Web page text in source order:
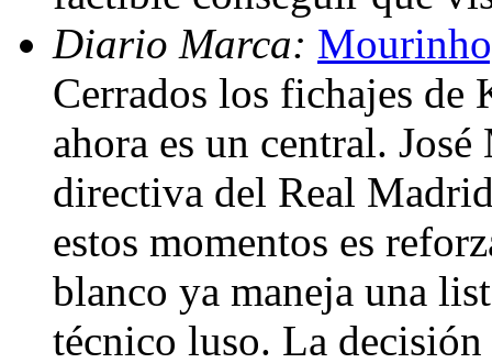
Diario Marca:
Cerrados los fichajes
ahora es un central.
directiva del Real
estos momentos es
blanco ya maneja una
técnico luso. La